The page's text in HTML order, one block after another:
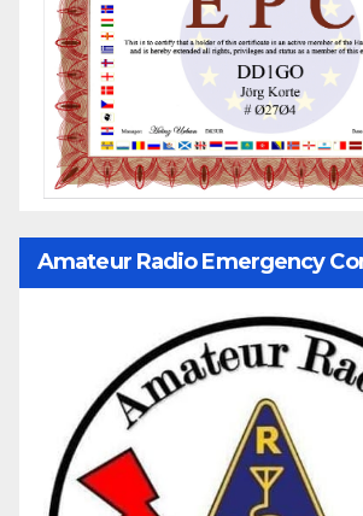
Amateur Radio Emergency